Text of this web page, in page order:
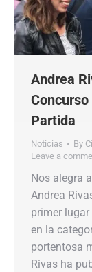
Andrea
Partida
Noticias By
Leave a
Nos alegra
Andrea
primer
en la
portentosa
Rivas ha